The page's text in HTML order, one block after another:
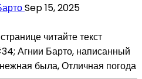
Sep 15, 2025
читайте текст
Агнии Барто, написанный
была, Отличная погода